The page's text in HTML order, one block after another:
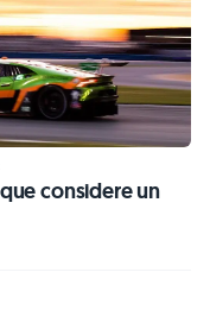
considere un